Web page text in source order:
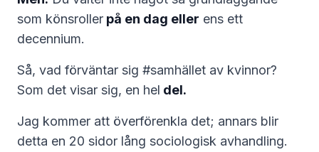
som könsroller på en dag eller ens ett
decennium.
Så, vad förväntar sig #samhället av kvinnor?
Som det visar sig, en hel del.
Jag kommer att överförenkla det; annars blir
detta en 20 sidor lång sociologisk avhandling.